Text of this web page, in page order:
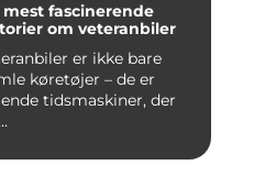
mest fascinerende
om veteranbiler
er ikke bare
køretøjer – de er
tidsmaskiner, der